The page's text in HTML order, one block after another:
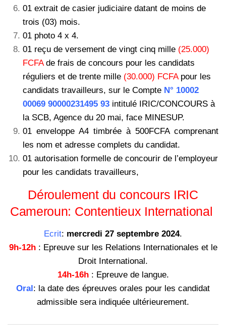
01 extrait de casier judiciaire datant de moins de
trois (03) mois.
01 photo 4 x 4.
01 reçu de versement de vingt cinq mille (25.000)
FCFAde frais de concours pour les candidats
réguliers et de trente mille (30.000) FCFApour les
candidats travailleurs, sur le Compte N° 10002
00069 90000231495 93 intitulé IRIC/CONCOURS à
la SCB, Agence du 20 mai, face MINESUP.
01 enveloppe A4 timbrée à 500FCFA comprenant
les nom et adresse complets du candidat.
01 autorisation formelle de concourir de l’employeur
pour les candidats travailleurs,
Déroulement du concours IRIC
Cameroun: Contentieux International
Ecrit: mercredi 27 septembre 2024.
9h-12h : Epreuve sur les Relations Internationales et le
Droit International.
14h-16h: Epreuve de langue.
Oral: la date des épreuves orales pour les candidat
admissible sera indiquée ultérieurement.